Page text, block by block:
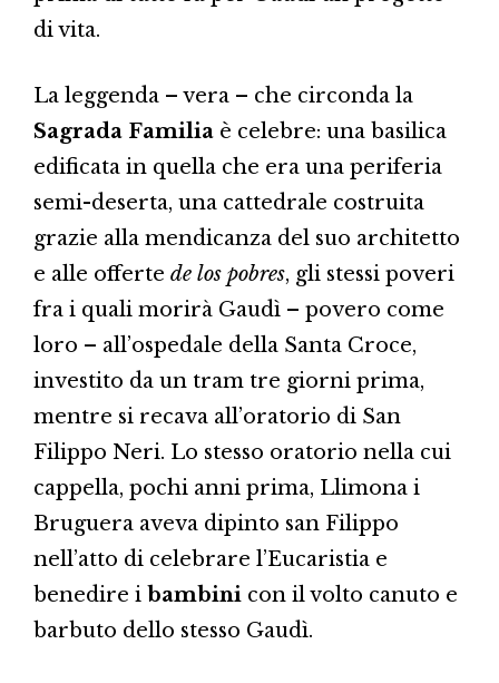
di vita.
La leggenda – vera – che circonda la
Sagrada Familia è celebre: una basilica
edificata in quella che era una periferia
semi-deserta, una cattedrale costruita
grazie alla mendicanza del suo architetto
e alle offerte de los pobres, gli stessi poveri
fra i quali morirà Gaudì – povero come
loro – all’ospedale della Santa Croce,
investito da un tram tre giorni prima,
mentre si recava all’oratorio di San
Filippo Neri. Lo stesso oratorio nella cui
cappella, pochi anni prima, Llimona i
Bruguera aveva dipinto san Filippo
nell’atto di celebrare l’Eucaristia e
benedire i bambini con il volto canuto e
barbuto dello stesso Gaudì.